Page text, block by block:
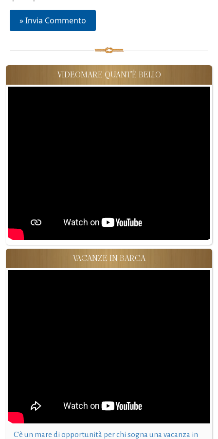
VIDEOMARE QUANT'È BELLO
VACANZE IN BARCA
C'è un mare di opportunità per chi sogna una vacanza in